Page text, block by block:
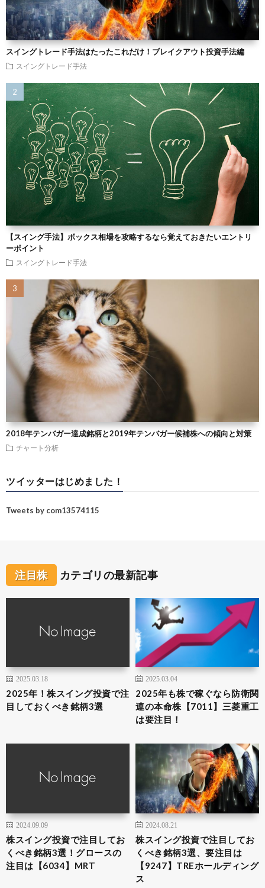
スイングトレード手法はたったこれだけ！ブレイクアウト投資手法編
スイングトレード手法
【スイング手法】ボックス相場を攻略するなら覚えておきたいエントリ
ーポイント
スイングトレード手法
2018年テンバガー達成銘柄と2019年テンバガー候補株への傾向と対策
チャート分析
ツイッターはじめました！
Tweets by com13574115
注目株 カテゴリの最新記事
2025.03.18
2025年！株スイング投資で注
目しておくべき銘柄3選
2025.03.04
2025年も株で稼ぐなら防衛関
連の本命株【7011】三菱重工
は要注目！
2024.09.09
株スイング投資で注目してお
くべき銘柄3選！グロースの
注目は【6034】MRT
2024.08.21
株スイング投資で注目してお
くべき銘柄3選、要注目は
【9247】TREホールディング
ス